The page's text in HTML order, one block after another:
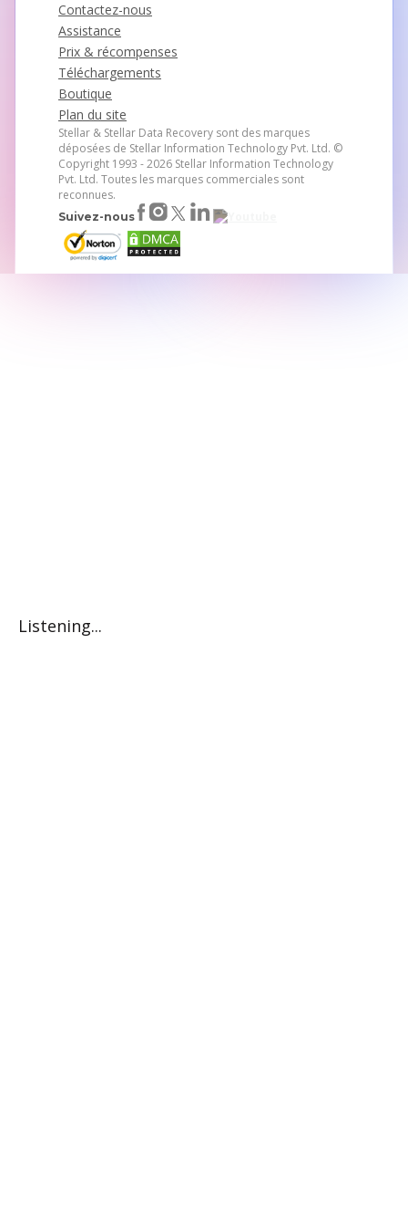
Contactez-nous
Assistance
Prix & récompenses
Téléchargements
Boutique
Plan du site
Stellar & Stellar Data Recovery sont des marques
déposées de Stellar Information Technology Pvt. Ltd. ©
Copyright 1993 - 2026 Stellar Information Technology
Pvt. Ltd. Toutes les marques commerciales sont
reconnues.
Suivez-nous
Listening...